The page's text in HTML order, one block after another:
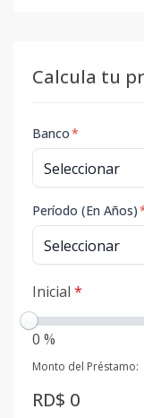
Calcula tu
Banco*
Período (En Años)
Inicial *
0 %
Monto del Préstamo:
RD$ 0